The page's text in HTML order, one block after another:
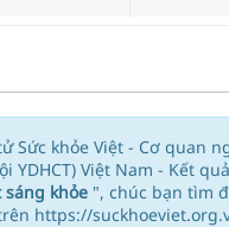
Sức khỏe Việt - Cơ quan
YDHCT) Việt Nam - Kết
sáng khỏe ", chúc bạn tìm
https://